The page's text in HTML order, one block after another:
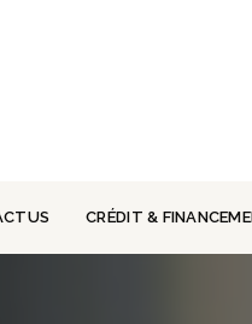
CRÉDIT &